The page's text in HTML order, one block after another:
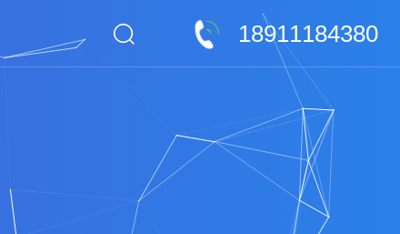
18911184380